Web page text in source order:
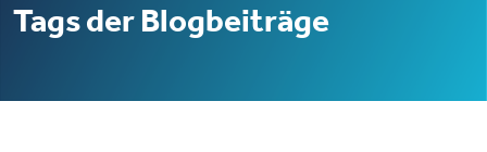
Tags der Blogbeiträge